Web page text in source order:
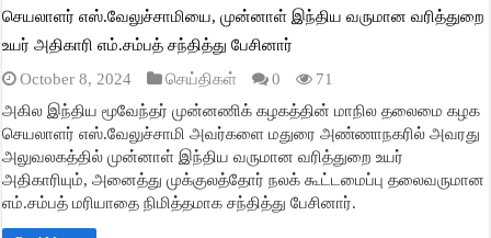
செயலாளர் எஸ்.வேலுச்சாமியை, முன்னாள் இந்திய வருமான வரித்துறை
உயர் அதிகாரி எம்.சம்பத் சந்தித்து பேசினார்
October 8, 2024
செய்திகள் 0
71
அகில இந்திய மூவேந்தர் முன்னணிக் கழகத்தின் மாநில தலைமை கழக
செயலாளர் எஸ்.வேலுச்சாமி அவர்களை மதுரை அண்ணாநகரில் அவரது
அலுவலகத்தில் முன்னாள் இந்திய வருமான வரித்துறை உயர்
அதிகாரியும், அனைத்து முக்குலத்தோர் நலக் கூட்டமைப்பு தலைவருமான
எம்.சம்பத் மரியாதை நிமித்தமாக சந்தித்து பேசினார்.